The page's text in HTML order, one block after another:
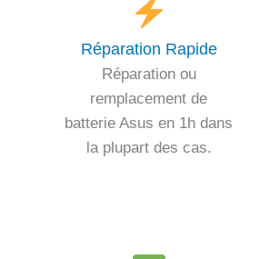
Réparation Rapide
Réparation ou
remplacement de
batterie Asus en 1h dans
la plupart des cas.